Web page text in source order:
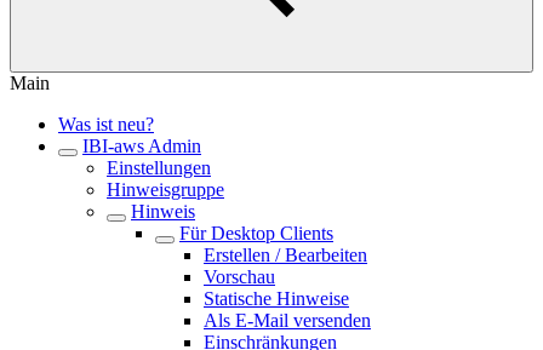
Main
Was ist neu?
IBI-aws Admin
Einstellungen
Hinweisgruppe
Hinweis
Für Desktop Clients
Erstellen / Bearbeiten
Vorschau
Statische Hinweise
Als E-Mail versenden
Einschränkungen